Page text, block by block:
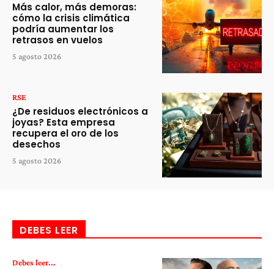
Más calor, más demoras:
cómo la crisis climática
podría aumentar los
retrasos en vuelos
5 agosto 2026
RSE
¿De residuos electrónicos a
joyas? Esta empresa
recupera el oro de los
desechos
5 agosto 2026
DEBES LEER
Debes leer...